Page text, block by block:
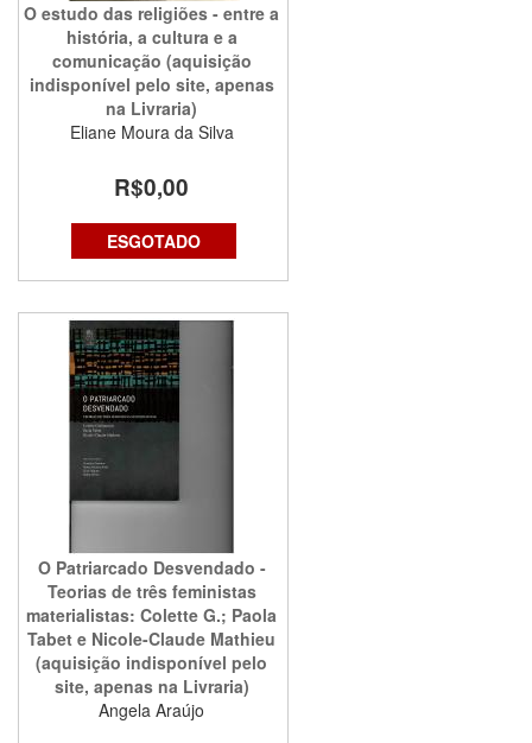
O estudo das religiões - entre a
história, a cultura e a
comunicação (aquisição
indisponível pelo site, apenas
na Livraria)
Eliane Moura da Silva
R$0,00
ESGOTADO
O Patriarcado Desvendado -
Teorias de três feministas
materialistas: Colette G.; Paola
Tabet e Nicole-Claude Mathieu
(aquisição indisponível pelo
site, apenas na Livraria)
Angela Araújo